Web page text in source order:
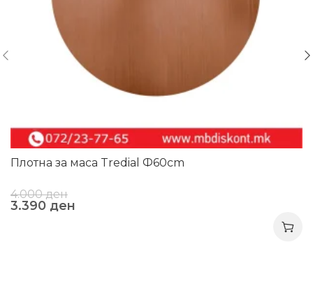
Плотна за маса Tredial Ф60cm
4.000ден
3.390 ден